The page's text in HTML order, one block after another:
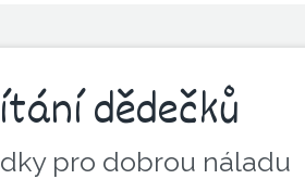
dědečků
pro dobrou náladu